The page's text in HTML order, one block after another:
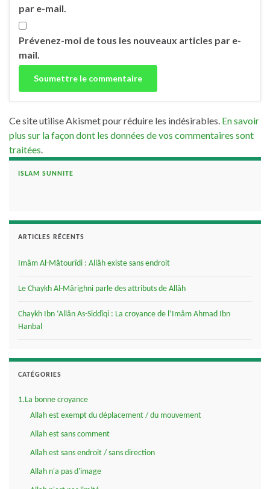
par e-mail.
Prévenez-moi de tous les nouveaux articles par e-
mail.
Ce site utilise Akismet pour réduire les indésirables. En savoir
plus sur la façon dont les données de vos commentaires sont
traitées
ISLAM SUNNITE
ARTICLES RÉCENTS
Imâm Al-Mâtourîdi : Allâh existe sans endroit
Le Chaykh Al-Mârighni parle des attributs de Allâh
Chaykh Ibn ‘Allân As-Siddîqi : La croyance de l’Imâm Ahmad Ibn
Hanbal
CATÉGORIES
1.La bonne croyance
Allah est exempt du déplacement / du mouvement
Allah est sans comment
Allah est sans endroit / sans direction
Allah n'a pas d'image